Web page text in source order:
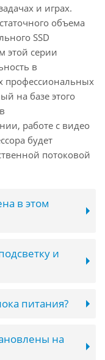
и играх.
объема
SSD
этой серии
в
профессиональных
на базе этого
работе с видео
будет
потоковой
в этом
и
питания?
на